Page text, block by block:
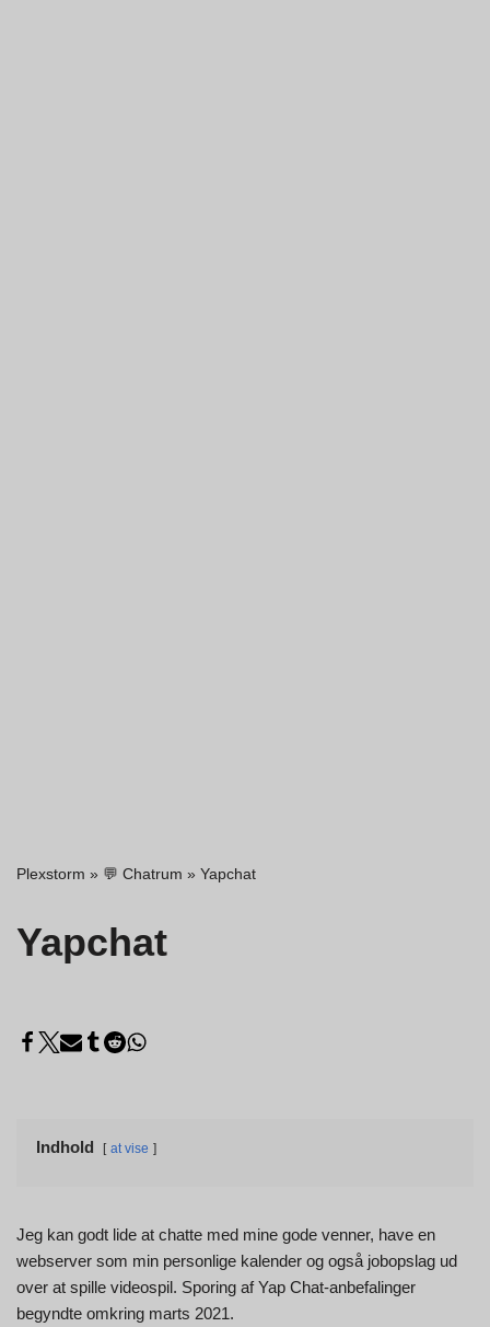
Plexstorm » 💬 Chatrum » Yapchat
Yapchat
Indhold at vise
Jeg kan godt lide at chatte med mine gode venner, have en
webserver som min personlige kalender og også jobopslag ud
over at spille videospil. Sporing af Yap Chat-anbefalinger
begyndte omkring marts 2021.